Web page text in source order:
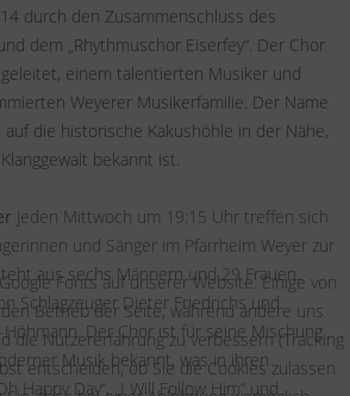
durch den Zusammenschluss des
dem „Rhythmuschor Eiserfey“. Der Chor
einem talentierten Musiker und
Weyerer Musikerfamilie. Der Name
die historische Kakushöhle in der Nähe,
bekannt ist.
Jeden Mittwoch um 19:15 Uhr treffen sich
und Sänger im Pfarrheim Weyer zur
aus sechs Männern und 29 Frauen.
Schlagzeuger Dieter Friedrichs und
Der Chor ist für seine Mischung
Musik bekannt, was in ihren
Happy Day“, „I Will Follow Him“ und
Fonts auf unserer Website. Einige von
Betrieb der Seite, während andere uns
die Nutzererfahrung zu verbessern (Tracking
entscheiden, ob Sie die Cookies zulassen